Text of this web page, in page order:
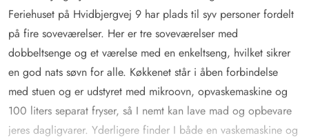
Feriehuset på Hvidbjergvej 9 har plads til syv personer fordelt
på fire soveværelser. Her er tre soveværelser med
dobbeltsenge og et værelse med en enkeltseng, hvilket sikrer
en god nats søvn for alle. Køkkenet står i åben forbindelse
med stuen og er udstyret med mikroovn, opvaskemaskine og
100 liters separat fryser, så I nemt kan lave mad og opbevare
jeres dagligvarer. Yderligere finder I både en vaskemaskine og